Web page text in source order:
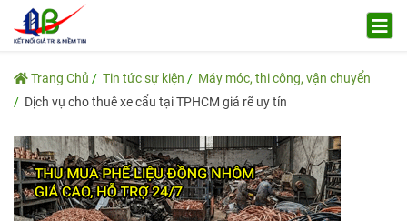
Trang Chủ Tin tức sự kiện
Máy móc, thi công, vận chuyển
Dịch vụ cho thuê xe cẩu tại TPHCM giá rẽ uy tín